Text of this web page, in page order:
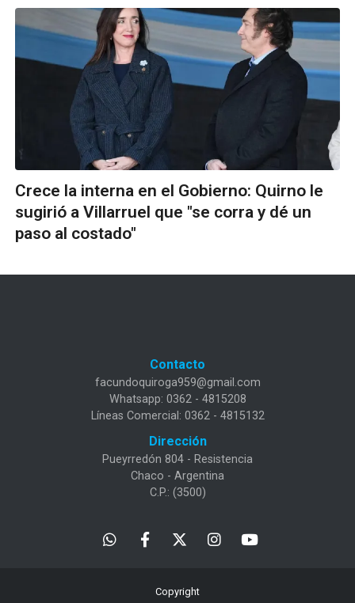
Crece la interna en el Gobierno: Quirno le
sugirió a Villarruel que "se corra y dé un
paso al costado"
Contacto
facundoquiroga959@gmail.com
Whatsapp: 0362 - 4815208
Líneas Comercial: 0362 - 4815132
Dirección
Pueyrredón 804 - Resistencia
Chaco - Argentina
C.P.: (3500)
Copyright